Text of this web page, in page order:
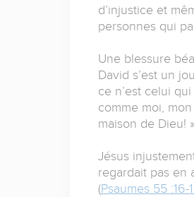
d’injustice et
personnes qui
Une blessure
David s’est un
ce n’est celui
comme moi,
maison de Dieu!
Jésus
regardait pas en
(Psaumes 55 :16-